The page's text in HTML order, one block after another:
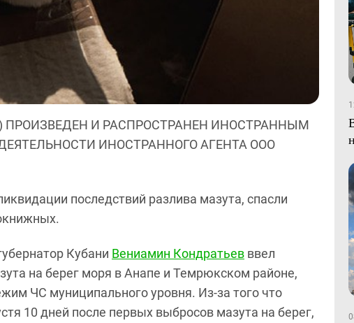
И РАСПРОСТРАНЕН ИНОСТРАННЫМ
ИНОСТРАННОГО АГЕНТА ООО
последствий разлива мазута, спасли
Кубани Вениамин Кондратьев ввел
на берег моря в Анапе и Темрюкском районе,
ЧС муниципального уровня. Из-за того что
10 дней после первых выбросов мазута на берег,